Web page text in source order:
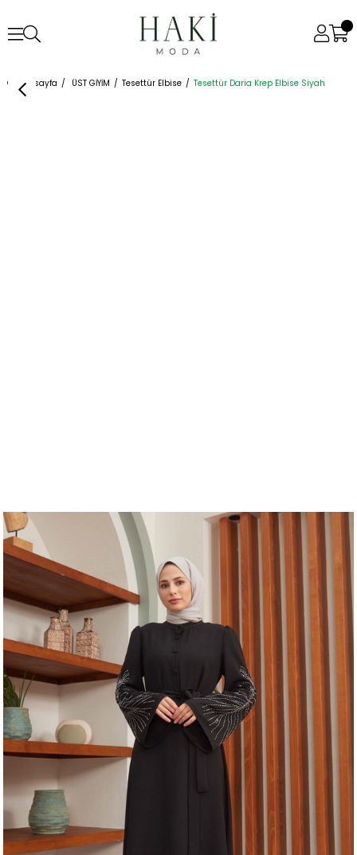
Anasayfa ÜST GİYİM Tesettür Elbise Tesettür Daria Krep Elbise Siyah